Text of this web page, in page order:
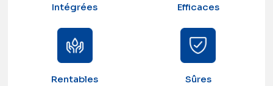
Intégrées Efficaces
Rentables Sûres